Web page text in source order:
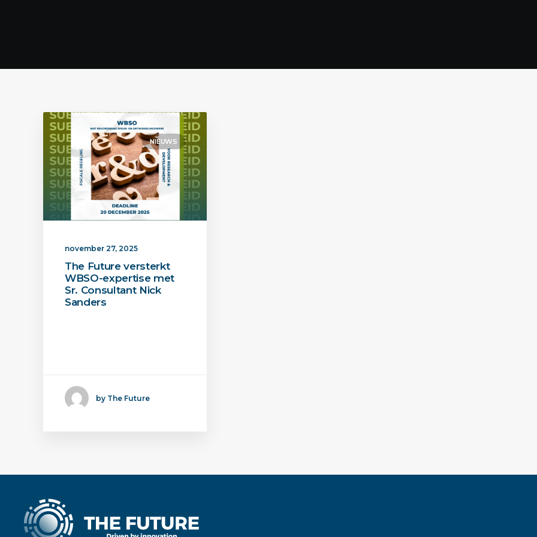
NIEUWS
november 27, 2025
The Future versterkt
WBSO-expertise met
Sr. Consultant Nick
Sanders
by The Future